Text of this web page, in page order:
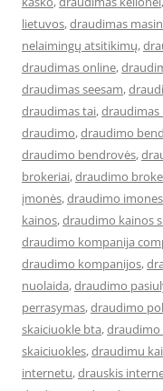
lietuvos,draudimas
nelaimingų atsitikimų,
draudimas online,
draudimas seesam,
draudimas tai,draudimas
draudimo,draudimo
draudimo bendrovės,
brokeriai,draudimo
įmonės,draudimo
kainos,draudimo kainos
draudimo kompanija
draudimo kompanijos,
nuolaida,draudimo
perrasymas,draudimo
skaiciuokle bta,draudimo
skaiciuokles,draudimu
internetu,drauskis